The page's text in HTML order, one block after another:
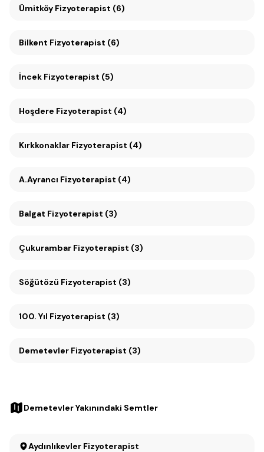
Ümitköy Fizyoterapist (6)
Bilkent Fizyoterapist (6)
İncek Fizyoterapist (5)
Hoşdere Fizyoterapist (4)
Kırkkonaklar Fizyoterapist (4)
A.Ayrancı Fizyoterapist (4)
Balgat Fizyoterapist (3)
Çukurambar Fizyoterapist (3)
Söğütözü Fizyoterapist (3)
100. Yıl Fizyoterapist (3)
Demetevler Fizyoterapist (3)
Demetevler Yakınındaki Semtler
Aydınlıkevler Fizyoterapist